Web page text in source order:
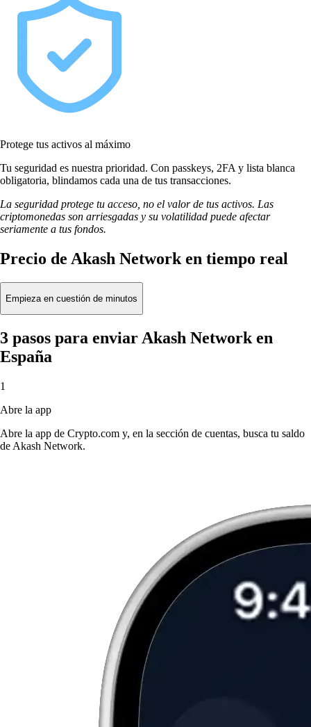
Protege tus activos al máximo
Tu seguridad es nuestra prioridad. Con passkeys, 2FA y lista blanca
obligatoria, blindamos cada una de tus transacciones.
La seguridad protege tu acceso, no el valor de tus activos. Las
criptomonedas son arriesgadas y su volatilidad puede afectar
seriamente a tus fondos.
Precio de Akash Network en tiempo real
Empieza en cuestión de minutos
3 pasos para enviar Akash Network en
España
1
Abre la app
Abre la app de Crypto.com y, en la sección de cuentas, busca tu saldo
de Akash Network.